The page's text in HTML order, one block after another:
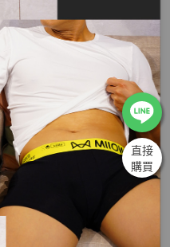
直接
購買